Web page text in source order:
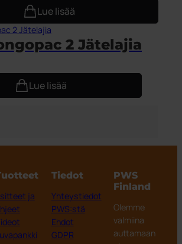
Lue lisää
2 Jätelajia
Lue lisää
ja
Tiedot
Yhteystiedot
PWS:stä
Ehdot
GDPR
PWS
Finland
Olemme
valmiina
auttamaan